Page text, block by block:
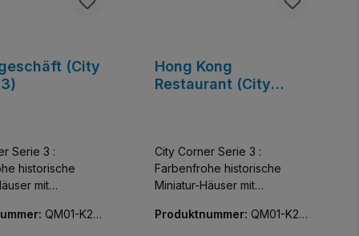
(City
Serie 3 :
historische
mit
Schönheit ,
QM01-K28
Hong Kong
Restaurant (City
City Corner Serie 3 :
Farbenfrohe historische
Miniatur-Häuser mit
Kleine klassische
Produktnummer: QM01-K28